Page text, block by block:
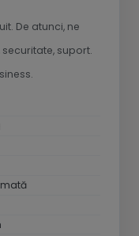
De atunci, ne
suport.